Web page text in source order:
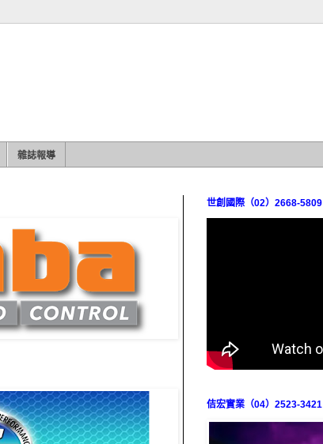
雜誌報導
世創國際（02）2668-5809
佶宏實業（04）2523-3421